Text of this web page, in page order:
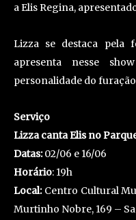
a Elis Regina,
Lizza se destaca pela
apresenta nesse
personalidade do
Serviço
Lizza canta Elis no
Datas:02/06 e 16/06
Horário: 19h
Local:Centro Cultural
Murtinho Nobre, 169 –